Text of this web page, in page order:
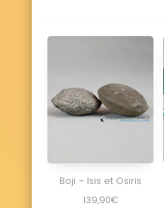
Boji – Isis et Osiris
139,90€